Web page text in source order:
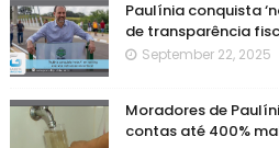
Paulínia conquista
de transparência
September 22, 2025
Moradores de
contas até 400%